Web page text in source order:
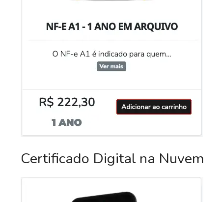
Certificado Digital na Nuvem